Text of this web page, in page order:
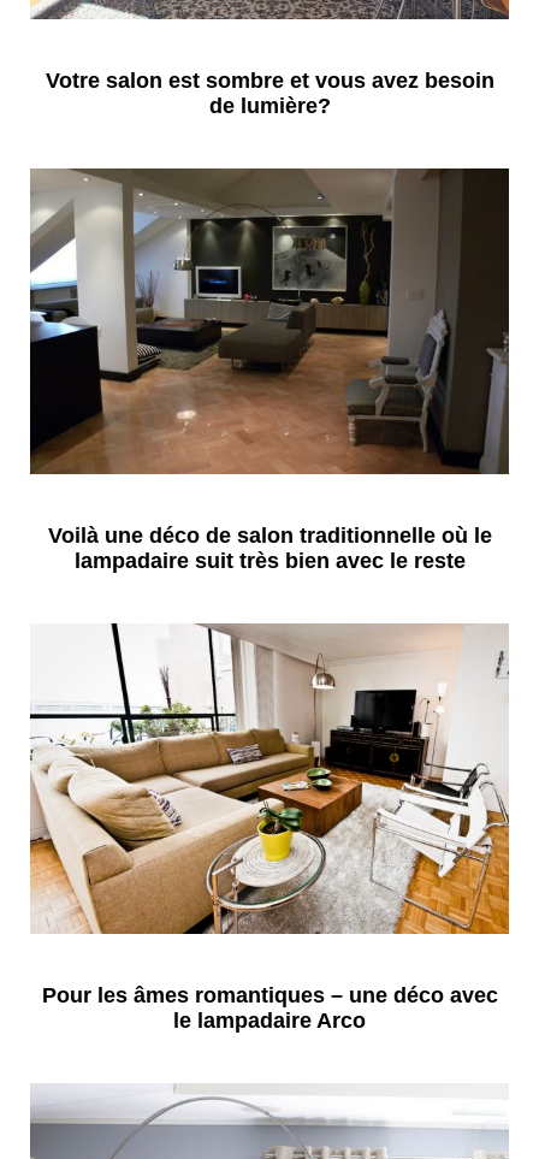
Votre salon est sombre et vous avez besoin
de lumière?
Voilà une déco de salon traditionnelle où le
lampadaire suit très bien avec le reste
Pour les âmes romantiques – une déco avec
le lampadaire Arco